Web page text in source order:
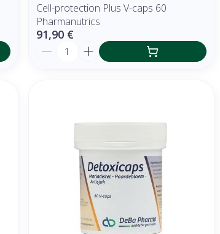
Cell-protection Plus V-caps 60
Pharmanutrics
91,90 €
Quantité